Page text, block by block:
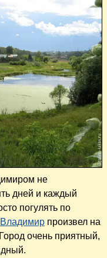
не
дней и каждый
погулять по
Владимир произвел на
очень приятный,